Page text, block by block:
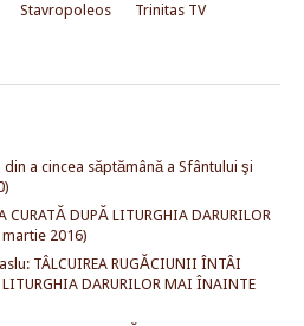
Stavropoleos
Trinitas TV
a cincea săptămână a Sfântului şi
CURATĂ DUPĂ LITURGHIA DARURILOR
2016)
TÂLCUIREA RUGĂCIUNII ÎNTÂI
DARURILOR MAI ÎNAINTE